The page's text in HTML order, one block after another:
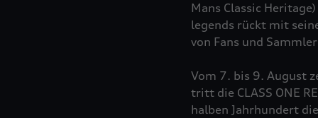
Mans Classic
legends rückt mit
von Fans und
Vom 7. bis 9. August
tritt die CLASS ONE
halben Jahrhundert